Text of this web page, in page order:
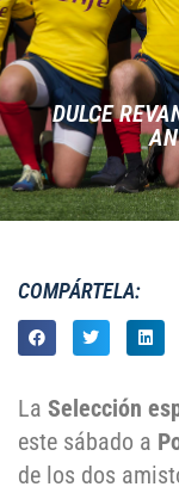
DULCE
COMPÁRTELA:
La Selección
este sábado a
de los dos